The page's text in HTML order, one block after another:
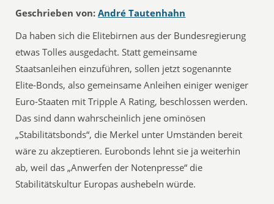
Geschrieben von: André Tautenhahn
Da haben sich die Elitebirnen aus der Bundesregierung
etwas Tolles ausgedacht. Statt gemeinsame
Staatsanleihen einzuführen, sollen jetzt sogenannte
Elite-Bonds, also gemeinsame Anleihen einiger weniger
Euro-Staaten mit Tripple A Rating, beschlossen werden.
Das sind dann wahrscheinlich jene ominösen
„Stabilitätsbonds“, die Merkel unter Umständen bereit
wäre zu akzeptieren. Eurobonds lehnt sie ja weiterhin
ab, weil das „Anwerfen der Notenpresse“ die
Stabilitätskultur Europas aushebeln würde.